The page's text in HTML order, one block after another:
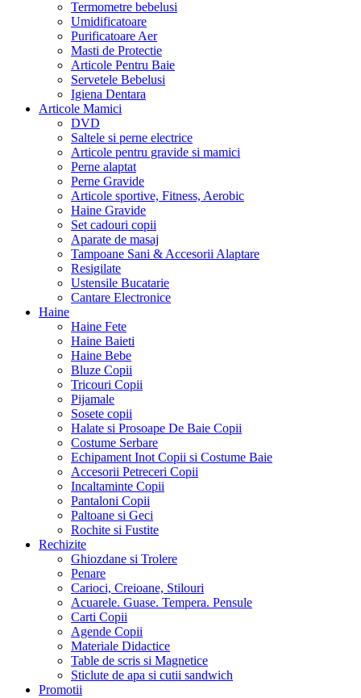
Termometre bebelusi
Umidificatoare
Purificatoare Aer
Masti de Protectie
Articole Pentru Baie
Servetele Bebelusi
Igiena Dentara
Articole Mamici
DVD
Saltele si perne electrice
Articole pentru gravide si mamici
Perne alaptat
Perne Gravide
Articole sportive, Fitness, Aerobic
Haine Gravide
Set cadouri copii
Aparate de masaj
Tampoane Sani & Accesorii Alaptare
Resigilate
Ustensile Bucatarie
Cantare Electronice
Haine
Haine Fete
Haine Baieti
Haine Bebe
Bluze Copii
Tricouri Copii
Pijamale
Sosete copii
Halate si Prosoape De Baie Copii
Costume Serbare
Echipament Inot Copii si Costume Baie
Accesorii Petreceri Copii
Incaltaminte Copii
Pantaloni Copii
Paltoane si Geci
Rochite si Fustite
Rechizite
Ghiozdane si Trolere
Penare
Carioci, Creioane, Stilouri
Acuarele. Guase. Tempera. Pensule
Carti Copii
Agende Copii
Materiale Didactice
Table de scris si Magnetice
Sticlute de apa si cutii sandwich
Promotii